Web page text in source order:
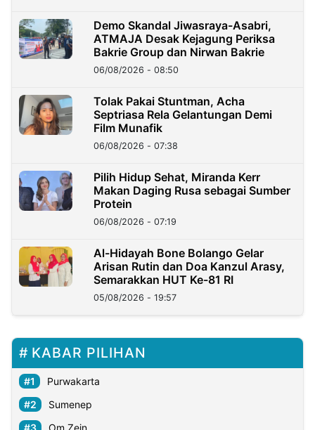
Demo Skandal Jiwasraya-Asabri,
ATMAJA Desak Kejagung Periksa
Bakrie Group dan Nirwan Bakrie
06/08/2026 - 08:50
Tolak Pakai Stuntman, Acha
Septriasa Rela Gelantungan Demi
Film Munafik
06/08/2026 - 07:38
Pilih Hidup Sehat, Miranda Kerr
Makan Daging Rusa sebagai Sumber
Protein
06/08/2026 - 07:19
Al-Hidayah Bone Bolango Gelar
Arisan Rutin dan Doa Kanzul Arasy,
Semarakkan HUT Ke-81 RI
05/08/2026 - 19:57
KABAR PILIHAN
Purwakarta
Sumenep
Om Zein